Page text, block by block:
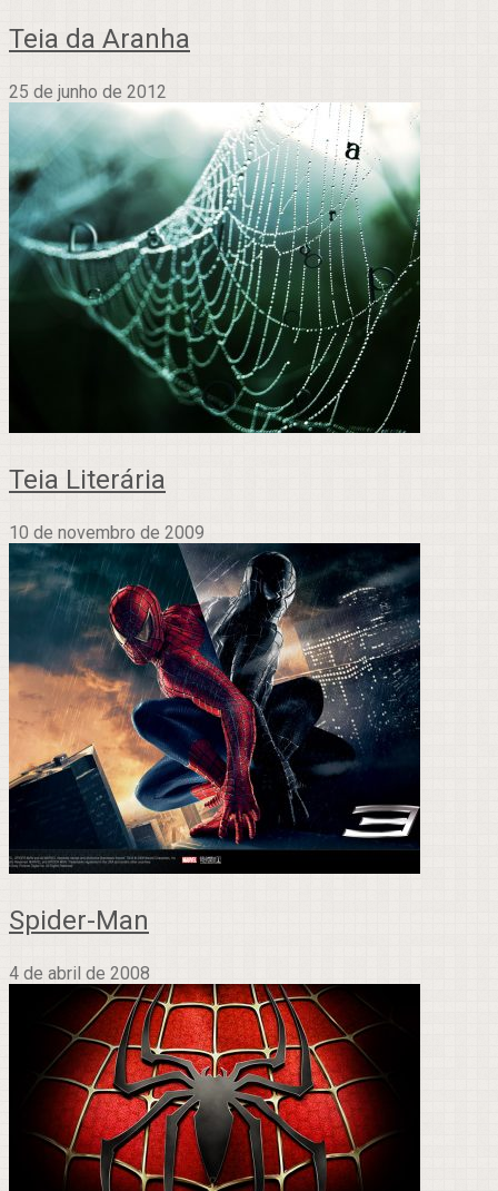
Teia da Aranha
25 de junho de 2012
Teia Literária
10 de novembro de 2009
Spider-Man
4 de abril de 2008